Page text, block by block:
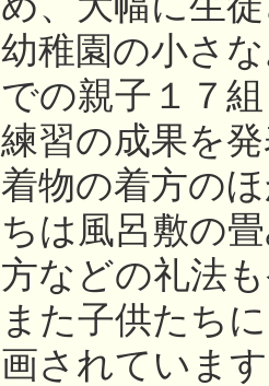
幼稚園の小さ
での親子１７
練習の成果を
着物の着方の
ちは風呂敷の
方などの礼法
また子供たち
画されていま